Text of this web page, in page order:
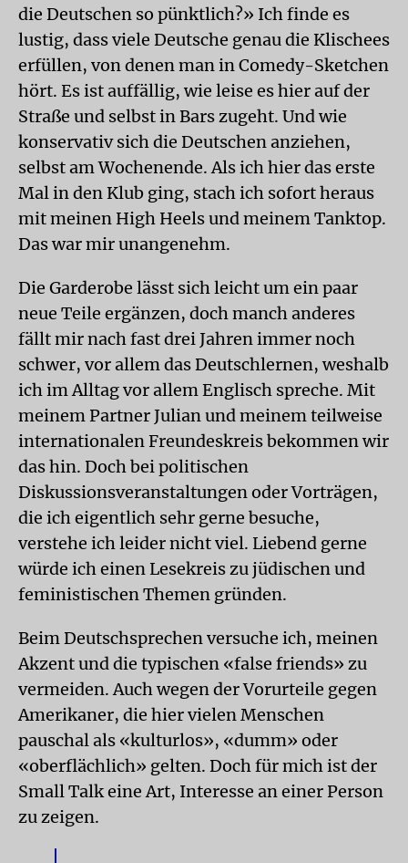
die Deutschen so pünktlich?» Ich finde es
lustig, dass viele Deutsche genau die Klischees
erfüllen, von denen man in Comedy-Sketchen
hört. Es ist auffällig, wie leise es hier auf der
Straße und selbst in Bars zugeht. Und wie
konservativ sich die Deutschen anziehen,
selbst am Wochenende. Als ich hier das erste
Mal in den Klub ging, stach ich sofort heraus
mit meinen High Heels und meinem Tanktop.
Das war mir unangenehm.
Die Garderobe lässt sich leicht um ein paar
neue Teile ergänzen, doch manch anderes
fällt mir nach fast drei Jahren immer noch
schwer, vor allem das Deutschlernen, weshalb
ich im Alltag vor allem Englisch spreche. Mit
meinem Partner Julian und meinem teilweise
internationalen Freundeskreis bekommen wir
das hin. Doch bei politischen
Diskussionsveranstaltungen oder Vorträgen,
die ich eigentlich sehr gerne besuche,
verstehe ich leider nicht viel. Liebend gerne
würde ich einen Lesekreis zu jüdischen und
feministischen Themen gründen.
Beim Deutschsprechen versuche ich, meinen
Akzent und die typischen «false friends» zu
vermeiden. Auch wegen der Vorurteile gegen
Amerikaner, die hier vielen Menschen
pauschal als «kulturlos», «dumm» oder
«oberflächlich» gelten. Doch für mich ist der
Small Talk eine Art, Interesse an einer Person
zu zeigen.